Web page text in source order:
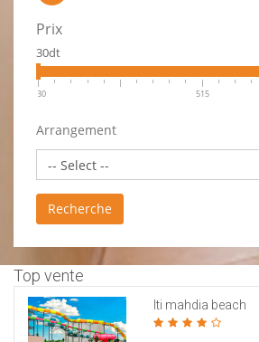
Prix
30dt
30 515
Arrangement
Recherche
Top vente
lti mahdia beach